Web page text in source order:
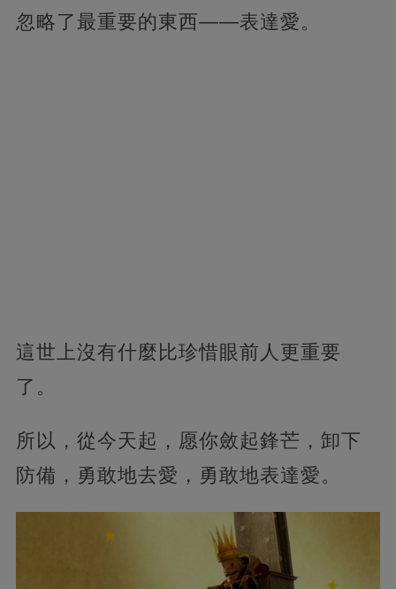
忽略了最重要的東西——表達愛。
這世上沒有什麼比珍惜眼前人更重要
了。
所以，從今天起，愿你斂起鋒芒，卸下
防備，勇敢地去愛，勇敢地表達愛。